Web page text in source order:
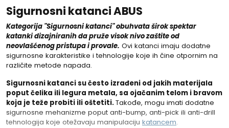
Sigurnosni katanci ABUS
Kategorija "Sigurnosni katanci" obuhvata širok spektar
katanki dizajniranih da pruže visok nivo zaštite od
neovlašćenog pristupa i provale. Ovi katanci imaju dodatne
sigurnosne karakteristike i tehnologije koje ih čine otpornim na
različite metode napada.
Sigurnosni katanci su često izrađeni od jakih materijala
poput čelika ili legura metala, sa ojačanim telom i bravom
koja je teže probiti ili oštetiti.Takođe, mogu imati dodatne
sigurnosne mehanizme poput anti-bump, anti-pick ili anti-drill
tehnologija koje otežavaju manipulaciju katancem.